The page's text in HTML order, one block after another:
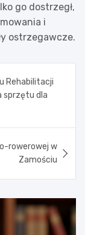
go dostrzegł,
i
ostrzegawcze.
Rehabilitacji
sprzętu dla
rowerowej w
Zamościu